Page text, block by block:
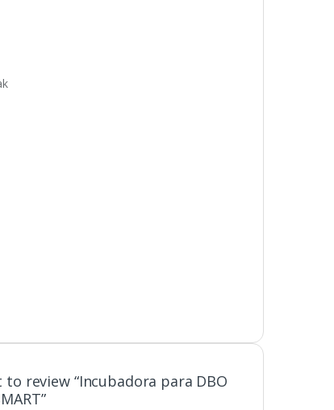
review “Incubadora para DBO